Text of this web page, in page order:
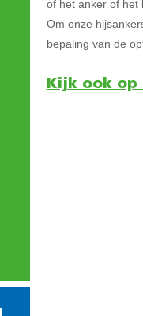
of het anker of het
Om onze
bepaling van de
Kijk ook